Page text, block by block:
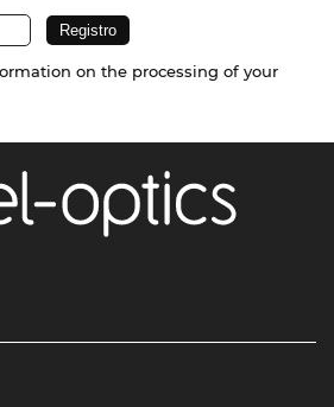
on the processing of your